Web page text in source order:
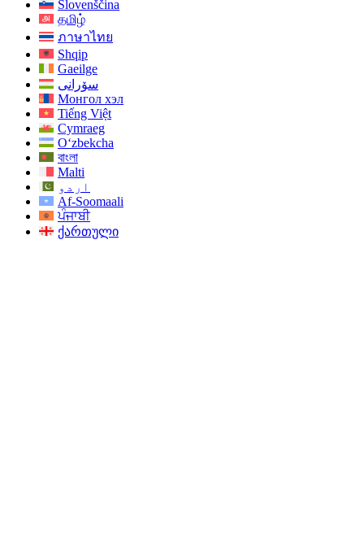
Slovenščina
தமிழ்
ภาษาไทย
Shqip
Gaeilge
سۆرانی
Монгол хэл
Tiếng Việt
Cymraeg
O‘zbekcha
বাংলা
Malti
اردو
Af-Soomaali
ਪੰਜਾਬੀ
ქართული